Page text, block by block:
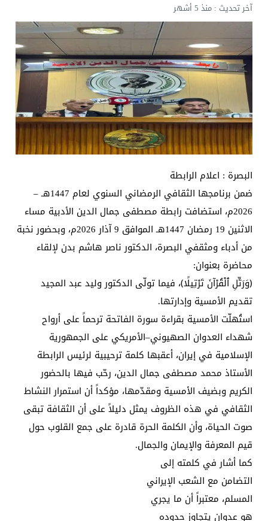
آخر تحديث :منذ 5 أشهر
البصرة : اعلام الرابطة
ضمن برنامجها الثقافي الرمضاني السنوي لعام 1447هـ –
2026م، استضافت رابطة مصطفى جمال الدين الأدبية مساء
الاثنين 19 رمضان 1447هـ الموافق 9 آذار 2026م، وبحضور نخبة
من أدباء ومثقفي البصرة، الدكتور ناصر هاشم بدن لإلقاء
محاضرة بعنوان:
﴿وَرَتِّلِ ٱلْقُرْآنَ تَرْتِيلًا﴾، فيما تولّى الدكتور وليد عبد المجيد
تقديم الأمسية وإدارتها.
استُهلّت الأمسية بقراءة سورة الفاتحة ترحماً على أرواح
شهداء العدوان الصهيوني–الأمريكي على الجمهورية
الإسلامية في إيران، أعقبها كلمة ترحيبية لرئيس الرابطة
الأستاذ محمد مصطفى جمال الدين، رحّب فيها بالحضور
الكريم وبضيف الأمسية ومقدّمها، مؤكداً أن استمرار النشاط
الثقافي في هذه الظروف يمثل دليلاً على أن الثقافة تبقى
صوت الحياة، وأن الكلمة الحرة قادرة على جمع القلوب حول
قيم المعرفة والإيمان والجمال.
كما أشار في كلمته إلى
التضامن مع الشعب الإيراني
المسلم، معتبراً أن ما يجري
هو عدوان يتجاوز حدوده